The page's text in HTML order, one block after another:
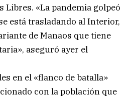
Libres. «La pandemia golpeó
está trasladando al Interior,
de Manaos que tiene
aseguró ayer el
en el «flanco de batalla»
con la población que